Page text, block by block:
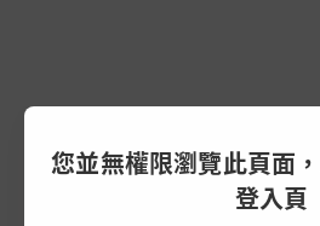
您並無權限瀏覽此頁面
登入頁